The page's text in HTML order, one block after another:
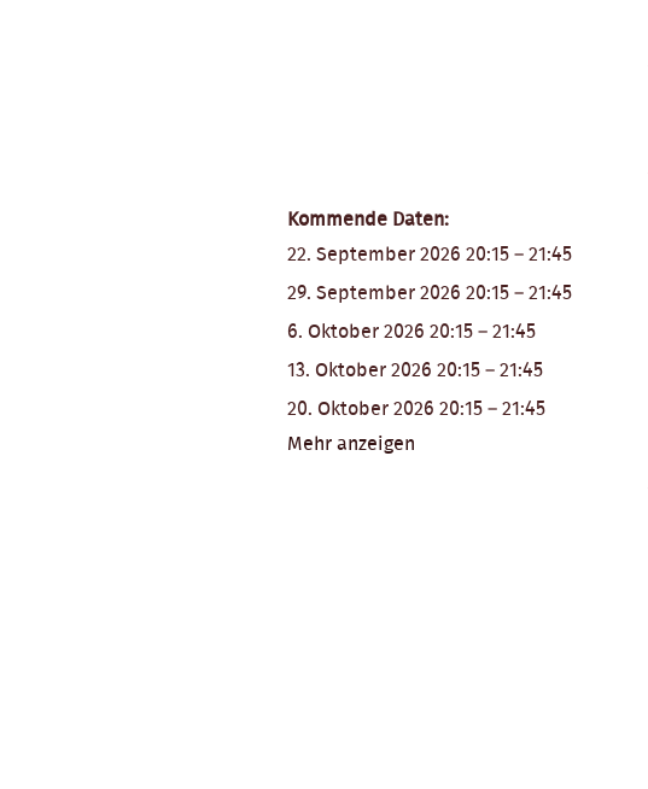
Kommende Daten:
22. September 2026 20:15–21:45
29. September 2026 20:15–21:45
6. Oktober 2026 20:15–21:45
13. Oktober 2026 20:15–21:45
20. Oktober 2026 20:15–21:45
Mehr anzeigen